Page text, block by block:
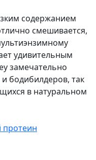
содержанием
смешивается,
удивительным
замечательно
бодибилдеров, так
в натуральном